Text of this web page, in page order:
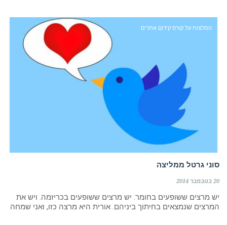
המלצות על קורס קידום אתרים
סוני גרטל ממליצה
20 בנובמבר 2014
יש מרצים ששופעים בחומר. יש מרצים ששופעים בכריזמה. ויש את
המרצים שנמצאים בחיתוך ביניהם. אורית היא מרצה כזו, ואני שמחה